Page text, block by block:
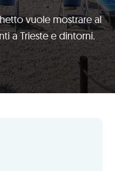
vuole mostrare al
a Trieste e dintorni.